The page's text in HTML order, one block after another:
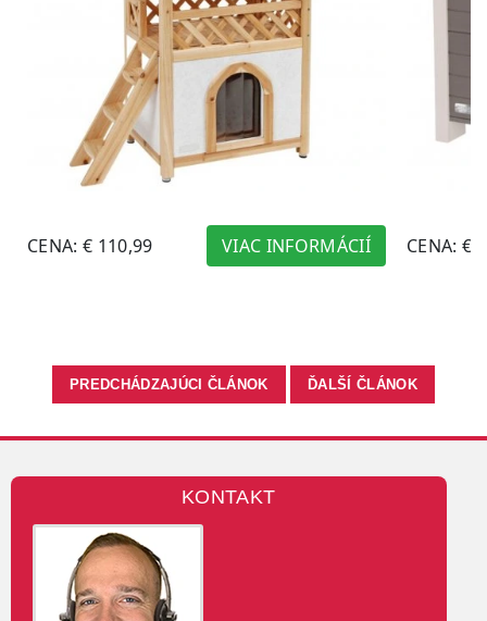
PREDCHÁDZAJÚCI ČLÁNOK ĎALŠÍ ČLÁNOK
KONTAKT